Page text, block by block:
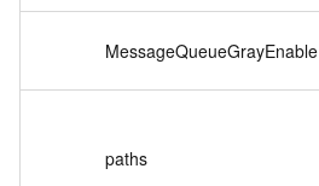
MessageQueueGrayEnable
paths